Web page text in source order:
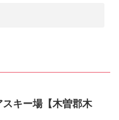
スキー場【木曽郡木